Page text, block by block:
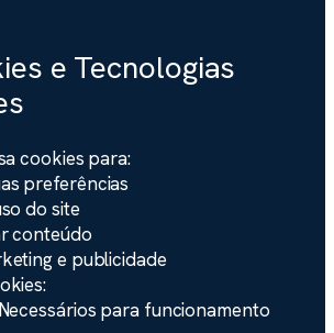
e Tecnologias
cookies para:
preferências
do site
conteúdo
e publicidade
para funcionamento